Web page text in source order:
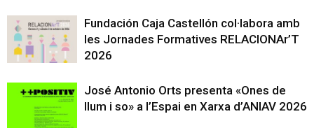
Fundación Caja Castellón col·labora amb
les Jornades Formatives RELACIONAr’T
2026
José Antonio Orts presenta «Ones de
llum i so» a l’Espai en Xarxa d’ANIAV 2026